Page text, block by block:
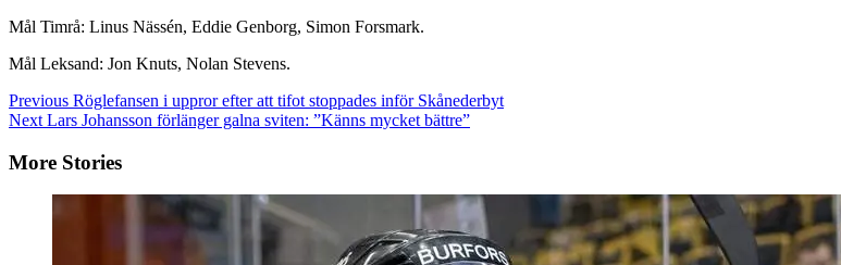
Mål Timrå: Linus Nässén, Eddie Genborg, Simon Forsmark.
Mål Leksand: Jon Knuts, Nolan Stevens.
Continue
Reading
Previous Röglefansen i uppror efter att tifot stoppades inför Skånederbyt
Next Lars Johansson förlänger galna sviten: ”Känns mycket bättre”
More Stories